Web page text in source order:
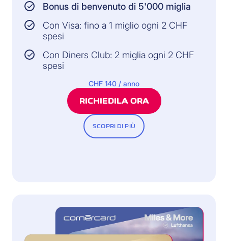
Bonus di benvenuto di 5'000 miglia
Con Visa: fino a 1 miglio ogni 2 CHF
spesi
Con Diners Club: 2 miglia ogni 2 CHF
spesi
CHF 140 / anno
RICHIEDILA ORA
SCOPRI DI PIÙ